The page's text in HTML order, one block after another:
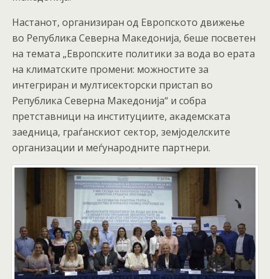
Настанот, организиран од Европското движење
во Република Северна Македонија, беше посветен
на темата „Европските политики за вода во ерата
на климатските промени: можностите за
интегриран и мултисекторски пристап во
Република Северна Македонија“ и собра
претставници на институциите, академската
заедница, граѓанскиот сектор, земјоделските
организации и меѓународните партнери.